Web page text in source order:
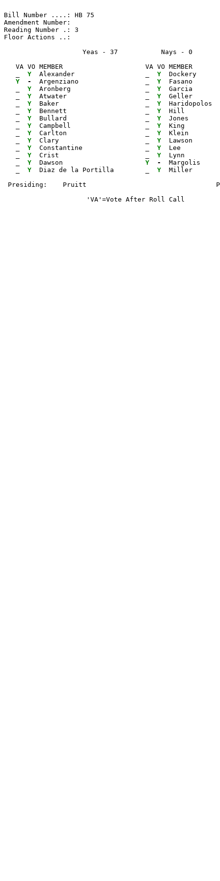
Bill Number ....: HB 75
Amendment Number:
Reading Number .: 3
Floor Actions ..:
Yeas - 37           Nays - 0
VA VO MEMBER                     VA VO MEMBER
Y Alexander Y
Y
- Argenziano Y
Y Aronberg Y
Y Atwater Y
Y Baker Y
Y Bennett Y
Y Bullard Y
Y Campbell Y
Y Carlton Y
Y Clary Y
Y Constantine Y
Y Crist Y
Y Dawson Y -
Margolis
Y Diaz de la Portilla Y